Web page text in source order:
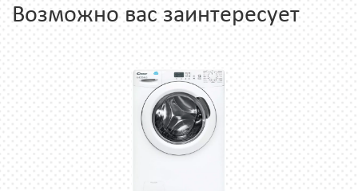
Возможно вас заинтересует